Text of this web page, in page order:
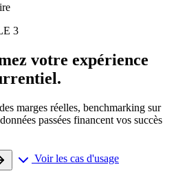
3
votre expérience
marges réelles, benchmarking sur
passées financent vos succès
Voir les cas d'usage